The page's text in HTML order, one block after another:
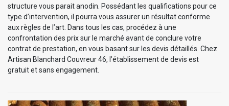
structure vous parait anodin. Possédant les qualifications pour ce
type d’intervention, il pourra vous assurer un résultat conforme
aux règles de l’art. Dans tous les cas, procédez à une
confrontation des prix sur le marché avant de conclure votre
contrat de prestation, en vous basant sur les devis détaillés. Chez
Artisan Blanchard Couvreur 46, l’établissement de devis est
gratuit et sans engagement.